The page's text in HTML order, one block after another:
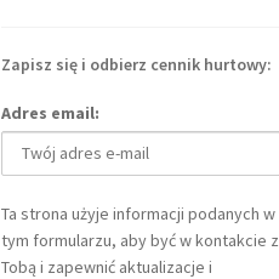
Zapisz się i odbierz cennik hurtowy:
Adres email:
Ta strona użyje informacji podanych w
tym formularzu, aby być w kontakcie z
Tobą i zapewnić aktualizacje i